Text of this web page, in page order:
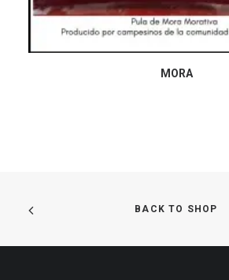
LEER MÁS
MORA
BACK TO SHOP